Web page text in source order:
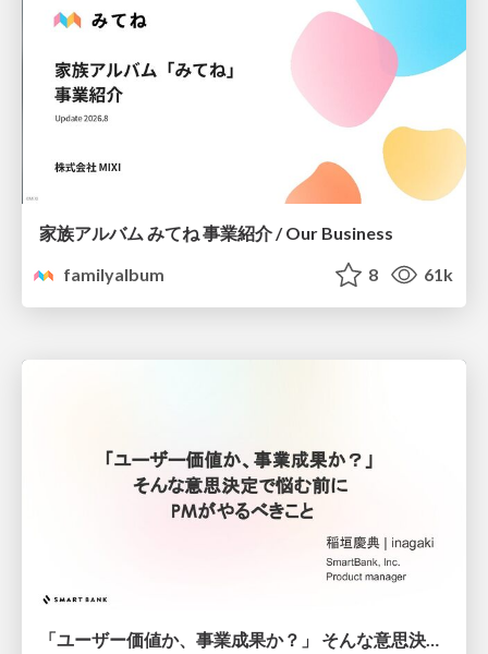
家族アルバム みてね 事業紹介 / Our Business
familyalbum
8 61k